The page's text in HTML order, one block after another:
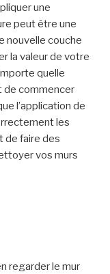
une
peut être une
nouvelle couche
la valeur de votre
quelle
de commencer
l’application de
les
de faire des
vos murs
regarder le mur